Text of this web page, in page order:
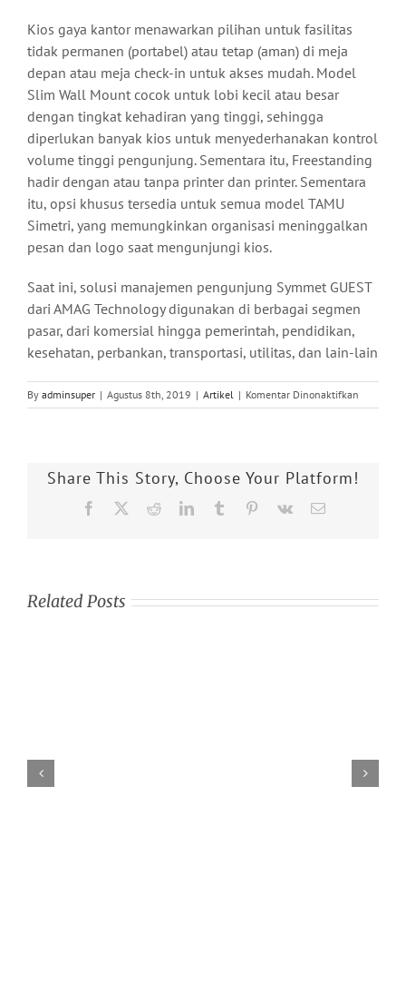
Kios gaya kantor menawarkan pilihan untuk fasilitas
tidak permanen (portabel) atau tetap (aman) di meja
depan atau meja check-in untuk akses mudah. Model
Slim Wall Mount cocok untuk lobi kecil atau besar
dengan tingkat kehadiran yang tinggi, sehingga
diperlukan banyak kios untuk menyederhanakan kontrol
volume tinggi pengunjung. Sementara itu, Freestanding
hadir dengan atau tanpa printer dan printer. Sementara
itu, opsi khusus tersedia untuk semua model TAMU
Simetri, yang memungkinkan organisasi meninggalkan
pesan dan logo saat mengunjungi kios.
Saat ini, solusi manajemen pengunjung Symmet GUEST
dari AMAG Technology digunakan di berbagai segmen
pasar, dari komersial hingga pemerintah, pendidikan,
kesehatan, perbankan, transportasi, utilitas, dan lain-lain
By adminsuper | Agustus 8th, 2019 | Artikel | Komentar Dinonaktifkan
AMAG
Share This Story, Choose Your Platform!
Facebook RedditLinkedInTumblr Pinterest
Vk Email
Related Posts